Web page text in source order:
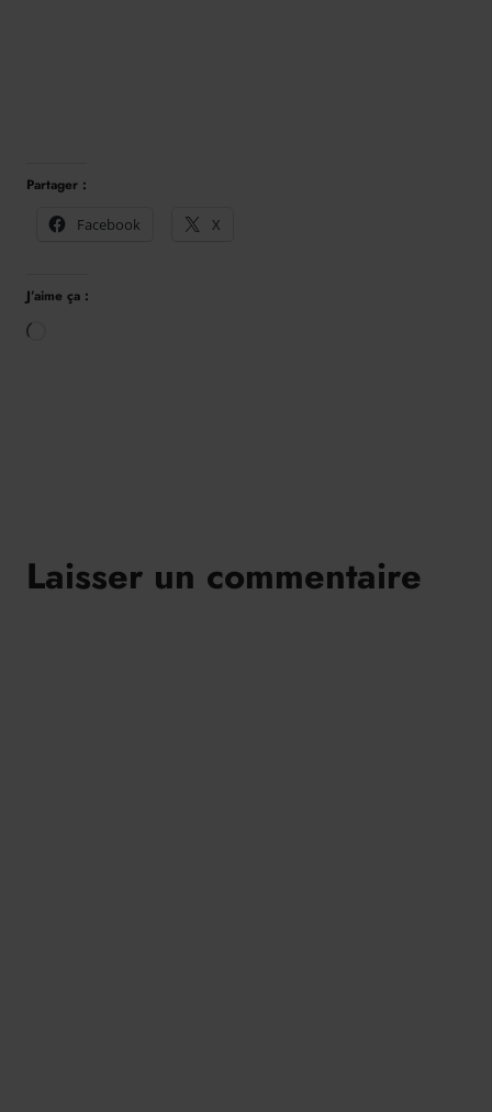
Partager :
Facebook
X
J’aime ça :
Laisser un commentaire